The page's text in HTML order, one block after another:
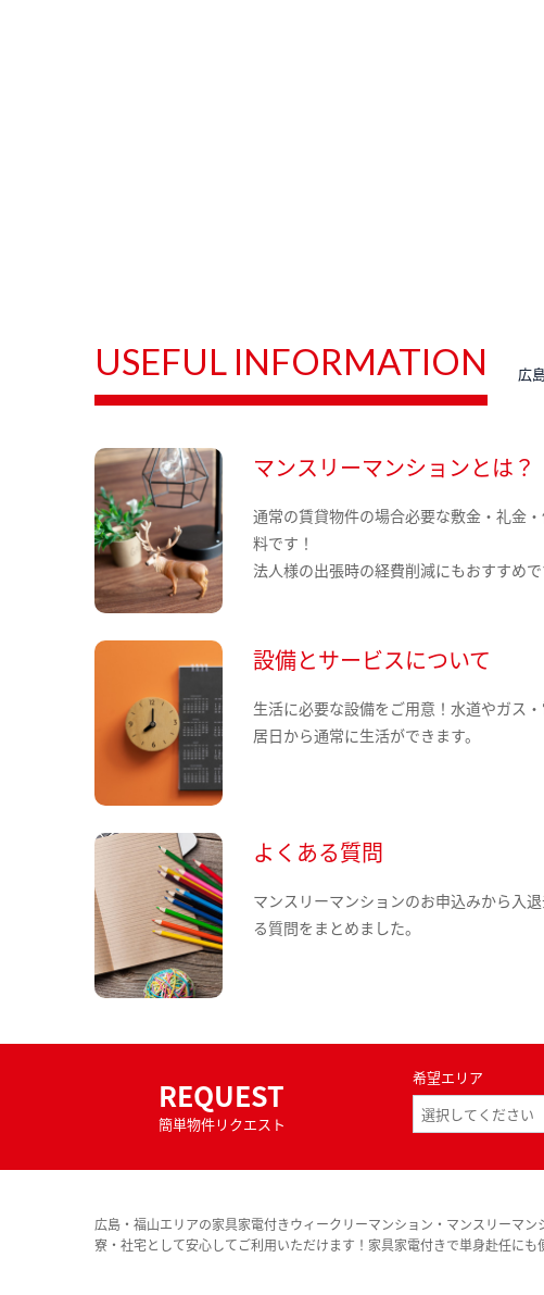
USEFUL INFORMATION 広
マンスリーマンションとは？
通常の賃貸物件の場合必要な敷金・礼金
料です！
法人様の出張時の経費削減にもおすすめで
設備とサービスについて
生活に必要な設備をご用意！水道やガス
居日から通常に生活ができます。
よくある質問
マンスリーマンションのお申込みから入
る質問をまとめました。
REQUEST
簡単物件リクエスト
希望エリア
広島・福山エリアの家具家電付きウィークリーマンション・マンスリーマ
寮・社宅として安心してご利用いただけます！家具家電付きで単身赴任にも